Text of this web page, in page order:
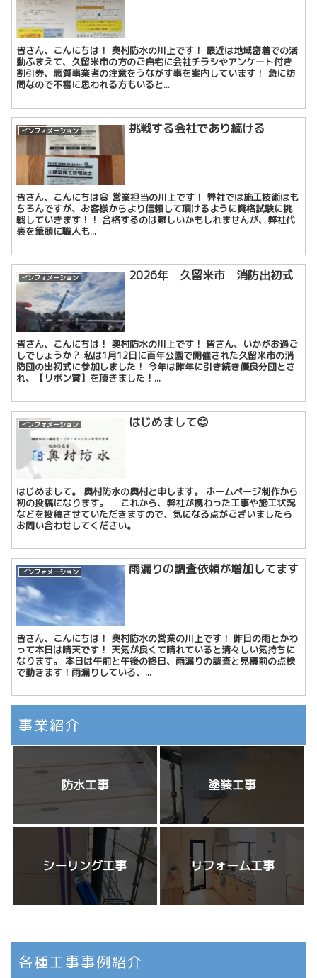
皆さん、こんにちは！ 奥村防水の川上です！ 最近は地域密着での活
動ふまえて、久留米市の方のご自宅に会社チラシやアンケート付き
割引券、悪質事業者の注意をうながす事を案内しています！ 急に訪
問なので不審に思われる方もいると...
インフォメーション 挑戦する会社であり続ける
皆さん、こんにちは😃 営業担当の川上です！ 弊社では施工技術はも
ちろんですが、お客様からより信頼して頂けるように資格試験に挑
戦していきます！！ 合格するのは難しいかもしれませんが、弊社代
表を筆頭に職人も...
インフォメーション 2026年 久留米市 消防出初式
皆さん、こんにちは！ 奥村防水の川上です！ 皆さん、いかがお過ご
しでしょうか？ 私は1月12日に百年公園で開催された久留米市の消
防団の出初式に参加しました！ 今年は昨年に引き続き優良分団とさ
れ、【リボン賞】を頂きました！...
インフォメーション はじめまして😊
はじめまして。 奥村防水の奥村と申します。 ホームページ制作から
初の投稿になります。 これから、弊社が携わった工事や施工状況
などを投稿させていただきますので、気になる点がございましたら
お問い合わせしてください。
インフォメーション 雨漏りの調査依頼が増加してます
皆さん、こんにちは！ 奥村防水の営業の川上です！ 昨日の雨とかわ
って本日は晴天です！ 天気が良くて晴れていると清々しい気持ちに
なります。 本日は午前と午後の終日、雨漏りの調査と見積前の点検
で動きます！雨漏りしている、...
事業紹介
防水工事 塗装工事
シーリング工事 リフォーム工事
各種工事事例紹介